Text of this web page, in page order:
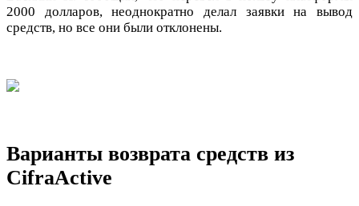
2000 долларов, неоднократно делал заявки на вывод
средств, но все они были отклонены.
Варианты возврата средств из
CifraActive